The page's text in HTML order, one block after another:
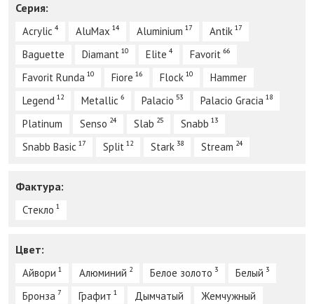
Серия:
Acrylic 4 AluMax 14 Aluminium 17 Antik 17
Baguette Diamant 10 Elite 4 Favorit 66
Favorit Runda 10 Fiore 16 Flock 10
Hammer
Legend 12 Metallic 6 Palacio 53 Palacio Gracia 18
Platinum Senso 24 Slab 25 Snabb 13
Snabb Basic 17 Split 12 Stark 38 Stream 24
Фактура:
Стекло 1
Цвет:
Айвори 1 Алюминий 2 Белое золото 3 Белый 3
Бронза 7 Графит 1 Дымчатый
Жемчужный